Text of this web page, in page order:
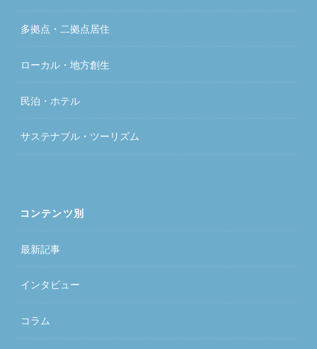
多拠点・二拠点居住
ローカル・地方創生
民泊・ホテル
サステナブル・ツーリズム
コンテンツ別
最新記事
インタビュー
コラム